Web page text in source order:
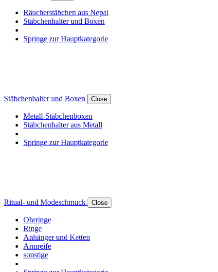
Räucherstäbchen aus Nepal
Stäbchenhalter und Boxen
Springe zur Hauptkategorie
Stäbchenhalter und Boxen Close
Metall-Stäbchenboxen
Stäbchenhalter aus Metall
Springe zur Hauptkategorie
Ritual- und Modeschmuck Close
Ohrringe
Ringe
Anhänger und Ketten
Armreife
sonstige